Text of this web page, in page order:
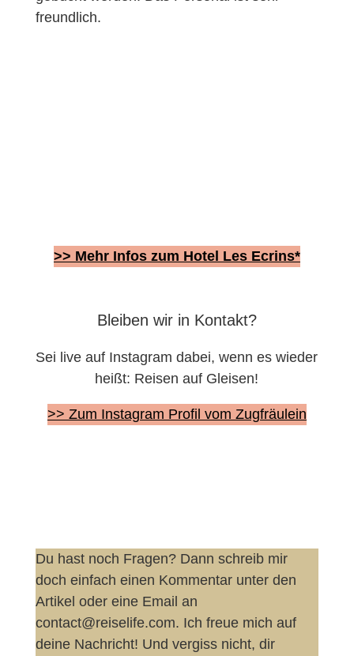
freundlich.
>> Mehr Infos zum Hotel Les Ecrins*
Bleiben wir in Kontakt?
Sei live auf Instagram dabei, wenn es wieder
heißt: Reisen auf Gleisen!
>> Zum Instagram Profil vom Zugfräulein
Du hast noch Fragen? Dann schreib mir
doch einfach einen Kommentar unter den
Artikel oder eine Email an
contact@reiselife.com. Ich freue mich auf
deine Nachricht! Und vergiss nicht, dir